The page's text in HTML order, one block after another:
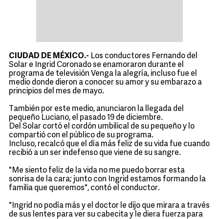
CIUDAD DE MÉXICO.- Los conductores Fernando del
Solar e Ingrid Coronado se enamoraron durante el
programa de televisión Venga la alegría, incluso fue el
medio donde dieron a conocer su amor y su embarazo a
principios del mes de mayo.
También por este medio, anunciaron la llegada del
pequeño Luciano, el pasado 19 de diciembre.
Del Solar cortó el cordón umbilical de su pequeño y lo
compartió con el público de su programa.
Incluso, recalcó que el día más feliz de su vida fue cuando
recibió a un ser indefenso que viene de su sangre.
"Me siento feliz de la vida no me puedo borrar esta
sonrisa de la cara; junto con Ingrid estamos formando la
familia que queremos", contó el conductor.
"Ingrid no podía más y el doctor le dijo que mirara a través
de sus lentes para ver su cabecita y le diera fuerza para